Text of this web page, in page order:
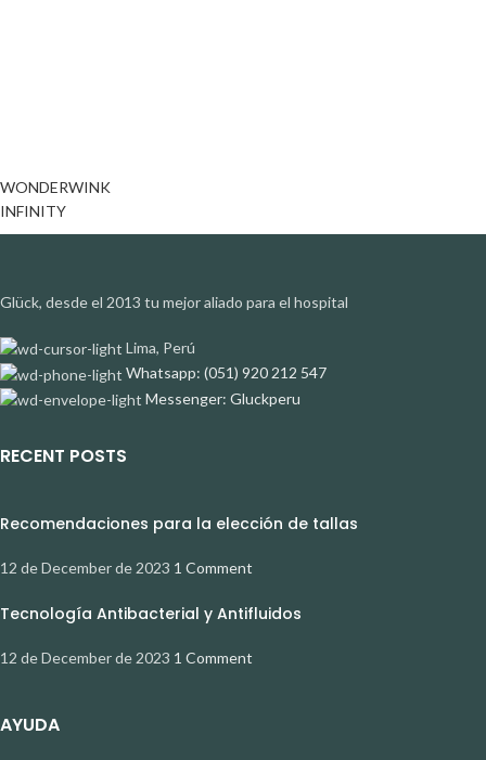
WONDERWINK
INFINITY
Glück, desde el 2013 tu mejor aliado para el hospital
Lima, Perú
Whatsapp: (051) 920 212 547
Messenger: Gluckperu
RECENT POSTS
Recomendaciones para la elección de tallas
12 de December de 2023 1 Comment
Tecnología Antibacterial y Antifluidos
12 de December de 2023 1 Comment
AYUDA